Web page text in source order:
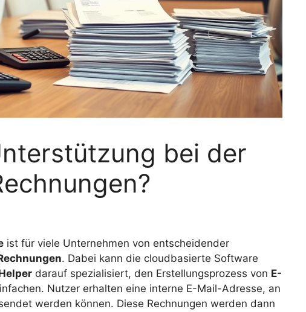
bei der
ist für viele Unternehmen von entscheidender
. Dabei kann die cloudbasierte Software
darauf spezialisiert, den Erstellungsprozess von E-
Nutzer erhalten eine interne E-Mail-Adresse, an
werden können. Diese Rechnungen werden dann